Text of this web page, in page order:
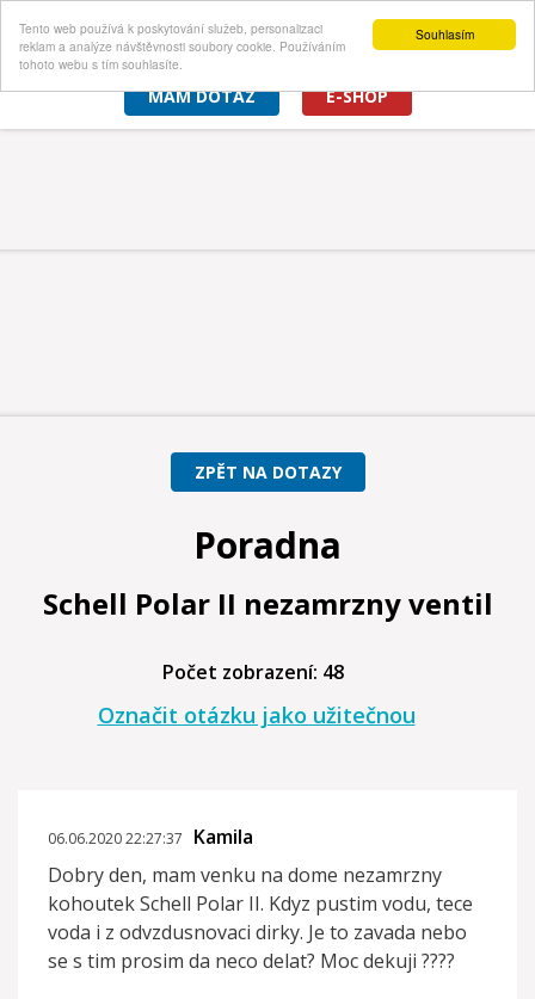
Souhlasím
Tento web používá k poskytování služeb, personalizaci
reklam a analýze návštěvnosti soubory cookie. Používáním
tohoto webu s tím souhlasíte.
MÁM DOTAZ E-SHOP
ZPĚT NA DOTAZY
Poradna
Schell Polar II nezamrzny ventil
Počet zobrazení: 48
Označit otázku jako užitečnou
06.06.2020 22:27:37
Kamila
Dobry den, mam venku na dome nezamrzny
kohoutek Schell Polar II. Kdyz pustim vodu, tece
voda i z odvzdusnovaci dirky. Je to zavada nebo
se s tim prosim da neco delat? Moc dekuji ????